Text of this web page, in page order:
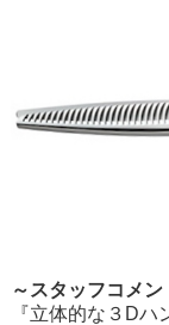
～スタッフコメン
『立体的な３D